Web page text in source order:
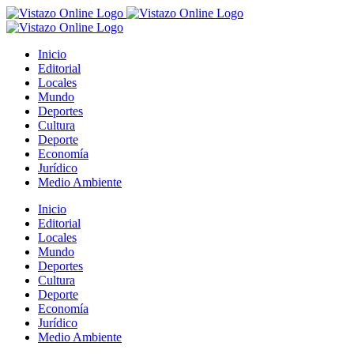
Saltar
al
Inicio
Editorial
Locales
Mundo
Deportes
Cultura
Deporte
Economía
Jurídico
Medio Ambiente
Inicio
Editorial
Locales
Mundo
Deportes
Cultura
Deporte
Economía
Jurídico
Medio Ambiente